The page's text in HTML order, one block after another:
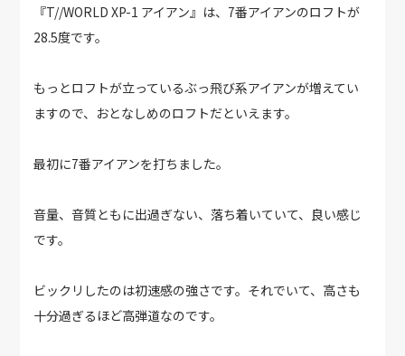
『T//WORLD XP-1 アイアン』は、7番アイアンのロフトが
28.5度です。
もっとロフトが立っているぶっ飛び系アイアンが増えてい
ますので、おとなしめのロフトだといえます。
最初に7番アイアンを打ちました。
音量、音質ともに出過ぎない、落ち着いていて、良い感じ
です。
ビックリしたのは初速感の強さです。それでいて、高さも
十分過ぎるほど高弾道なのです。